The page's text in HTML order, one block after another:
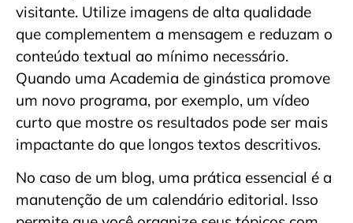
visitante. Utilize imagens de alta qualidade
que complementem a mensagem e reduzam o
conteúdo textual ao mínimo necessário.
Quando uma Academia de ginástica promove
um novo programa, por exemplo, um vídeo
curto que mostre os resultados pode ser mais
impactante do que longos textos descritivos.
No caso de um blog, uma prática essencial é a
manutenção de um calendário editorial. Isso